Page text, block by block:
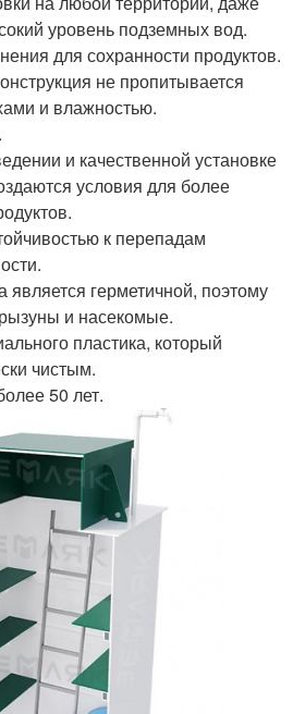
уровень подземных вод.
для сохранности продуктов.
не пропитывается
и влажностью.
и качественной установке
условия для более
к перепадам
является герметичной, поэтому
и насекомые.
пластика, который
чистым.
50 лет.